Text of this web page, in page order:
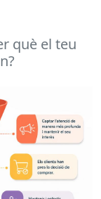
què el teu